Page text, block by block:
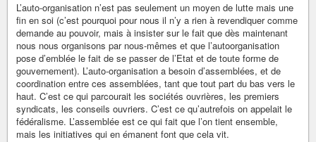
L’auto-organisation n’est pas seulement un moyen de lutte mais une
fin en soi (c’est pourquoi pour nous il n’y a rien à revendiquer comme
demande au pouvoir, mais à insister sur le fait que dès maintenant
nous nous organisons par nous-mêmes et que l’autoorganisation
pose d’emblée le fait de se passer de l’Etat et de toute forme de
gouvernement). L’auto-organisation a besoin d’assemblées, et de
coordination entre ces assemblées, tant que tout part du bas vers le
haut. C’est ce qui parcourait les sociétés ouvrières, les premiers
syndicats, les conseils ouvriers. C’est ce qu’autrefois on appelait le
fédéralisme. L’assemblée est ce qui fait que l’on tient ensemble,
mais les initiatives qui en émanent font que cela vit.